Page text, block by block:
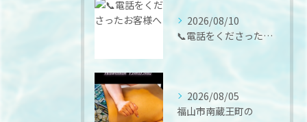
2026/08/10
📞電話をくださったお客様へ
2026/08/05
福山市南蔵王町の